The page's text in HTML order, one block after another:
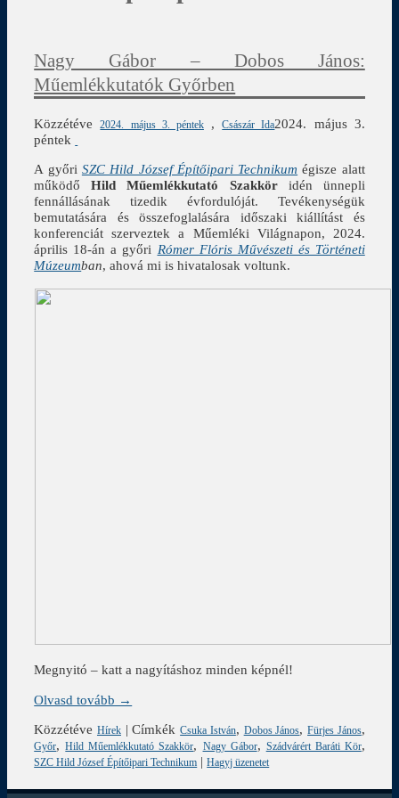
Nagy Gábor – Dobos János:
Műemlékkutatók Győrben
Közzétéve2024. május 3. péntek ,Császár Ida2024. május 3.
péntek
A győri SZC Hild József Építőipari Technikum égisze alatt
működőHild Műemlékkutató Szakköridén ünnepli
fennállásának tizedik évfordulóját. Tevékenységük
bemutatására és összefoglalására időszaki kiállítást és
konferenciát szerveztek a Műemléki Világnapon, 2024.
április 18-án a győri Rómer Flóris Művészeti és Történeti
Múzeumban, ahová mi is hivatalosak voltunk.
Megnyitó – katt a nagyításhoz minden képnél!
Olvasd tovább →
Közzétéve Hírek|Címkék Csuka István, Dobos János,Fürjes János,
Győr,Hild Műemlékkutató Szakkör, Nagy Gábor, Szádvárért Baráti Kör,
SZC Hild József Építőipari Technikum |Hagyj üzenetet